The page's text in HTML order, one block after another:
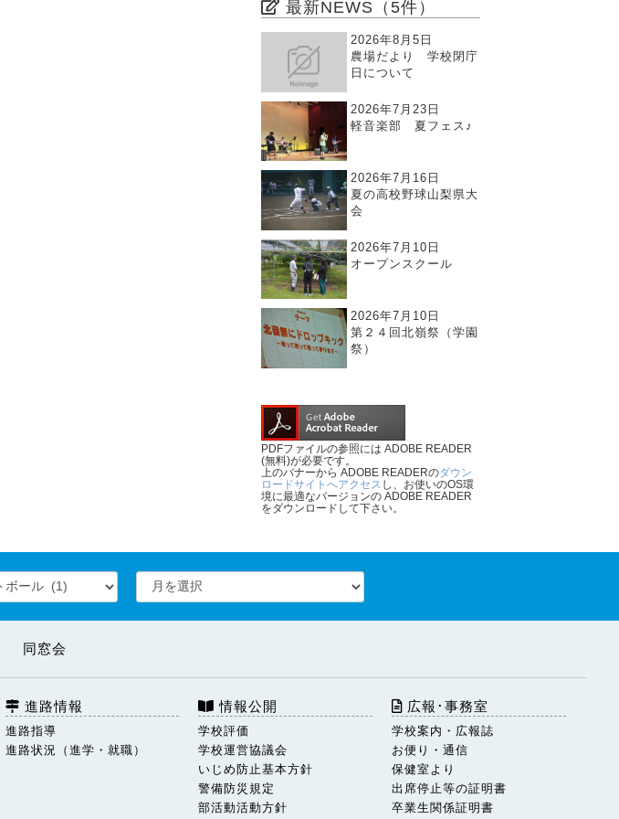
最新NEWS（5件）
2026年8月5日
農場だより 学校閉庁
日について
2026年7月23日
軽音楽部 夏フェス♪
2026年7月16日
夏の高校野球山梨県大
会
2026年7月10日
オープンスクール
2026年7月10日
第２４回北嶺祭（学園
祭）
PDFファイルの参照には ADOBE READER
(無料)が必要です。
上のバナーから ADOBE READERのダウン
ロードサイトへアクセス し、お使いのOS環
境に最適なバージョンの ADOBE READER
をダウンロードして下さい。
同窓会
進路情報
進路指導
進路状況（進学・就職）
情報公開
学校評価
学校運営協議会
いじめ防止基本方針
警備防災規定
部活動活動方針
広報･事務室
学校案内・広報誌
お便り・通信
保健室より
出席停止等の証明書
卒業生関係証明書